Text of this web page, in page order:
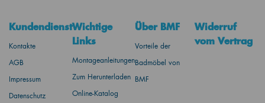
Kundendienst
Kontakte
AGB
Impressum
Datenschutz
Wichtige
Links
Montageanleitungen
Zum Herunterladen
Online-Katalog
Über BMF
Vorteile der
Badmöbel von
BMF
Widerruf
vom Vertrag